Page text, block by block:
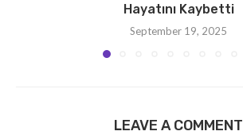
Hayatını Kaybetti
September 19, 2025
LEAVE A COMMENT